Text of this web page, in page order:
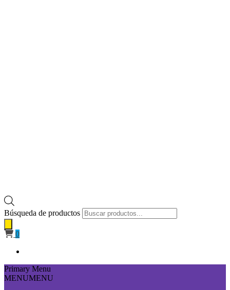
Búsqueda de productos
0
Primary Menu
MENUMENU